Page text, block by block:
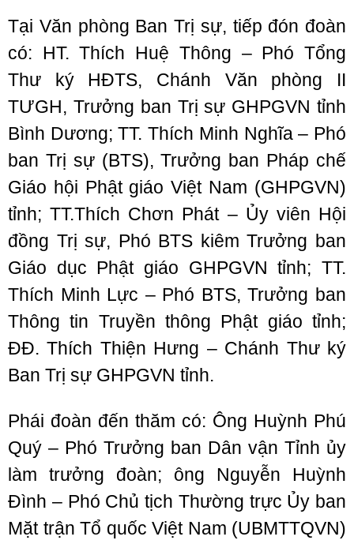
Tại Văn phòng Ban Trị sự, tiếp đón đoàn
có: HT. Thích Huệ Thông – Phó Tổng
Thư ký HĐTS, Chánh Văn phòng II
TƯGH, Trưởng ban Trị sự GHPGVN tỉnh
Bình Dương; TT. Thích Minh Nghĩa – Phó
ban Trị sự (BTS), Trưởng ban Pháp chế
Giáo hội Phật giáo Việt Nam (GHPGVN)
tỉnh; TT.Thích Chơn Phát – Ủy viên Hội
đồng Trị sự, Phó BTS kiêm Trưởng ban
Giáo dục Phật giáo GHPGVN tỉnh; TT.
Thích Minh Lực – Phó BTS, Trưởng ban
Thông tin Truyền thông Phật giáo tỉnh;
ĐĐ. Thích Thiện Hưng – Chánh Thư ký
Ban Trị sự GHPGVN tỉnh.
Phái đoàn đến thăm có: Ông Huỳnh Phú
Quý – Phó Trưởng ban Dân vận Tỉnh ủy
làm trưởng đoàn; ông Nguyễn Huỳnh
Đình – Phó Chủ tịch Thường trực Ủy ban
Mặt trận Tổ quốc Việt Nam (UBMTTQVN)